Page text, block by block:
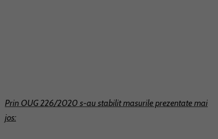
Prin OUG 226/2020 s-au stabilit masurile prezentate mai
jos: